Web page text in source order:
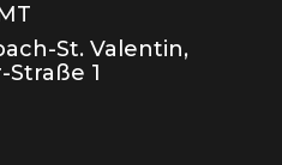
St. Valentin,
1